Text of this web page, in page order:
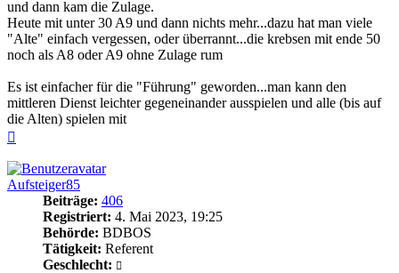
und dann kam die Zulage.
Heute mit unter 30 A9 und dann nichts mehr...dazu hat man viele
"Alte" einfach vergessen, oder überrannt...die krebsen mit ende 50
noch als A8 oder A9 ohne Zulage rum
Es ist einfacher für die "Führung" geworden...man kann den
mittleren Dienst leichter gegeneinander ausspielen und alle (bis auf
die Alten) spielen mit
Aufsteiger85
Beiträge: 406
Registriert: 4. Mai 2023, 19:25
Behörde: BDBOS
Tätigkeit: Referent
Geschlecht: